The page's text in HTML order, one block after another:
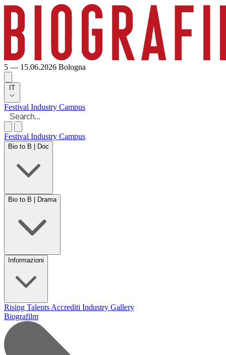
5 — 15.06.2026 Bologna
IT
Festival Industry Campus
Festival Industry Campus
Bio to B | Doc
Bio to B | Drama
Informazioni
Rising Talents Accrediti Industry Gallery
Biografilm